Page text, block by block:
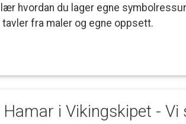
lær hvordan du lager egne
tavler fra maler og egne oppsett.
Hamar i Vikingskipet - Vi